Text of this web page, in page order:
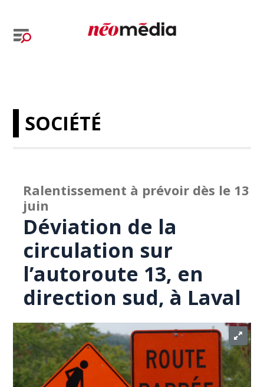
SOCIÉTÉ
Ralentissement à prévoir dès le 13
juin
Déviation de la
circulation sur
l’autoroute 13, en
direction sud, à Laval